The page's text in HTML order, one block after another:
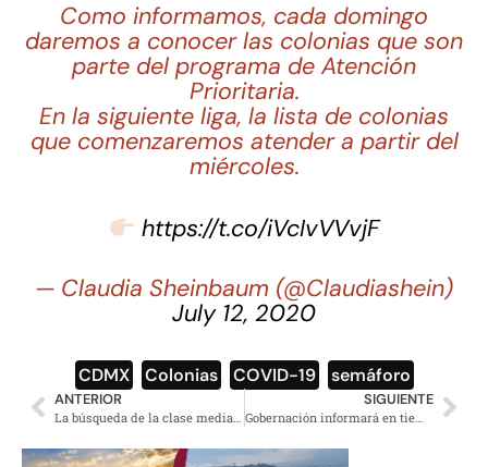
Como informamos, cada domingo
daremos a conocer las colonias que son
parte del programa de Atención
Prioritaria.
En la siguiente liga, la lista de colonias
que comenzaremos atender a partir del
miércoles.
https://t.co/iVcIvVVvjF
— Claudia Sheinbaum (@Claudiashein)
July 12, 2020
CDMX Colonias COVID-19 semáforo
ANTERIOR SIGUIENTE
Gobernación informará en tiempo real el número de desaparecidos